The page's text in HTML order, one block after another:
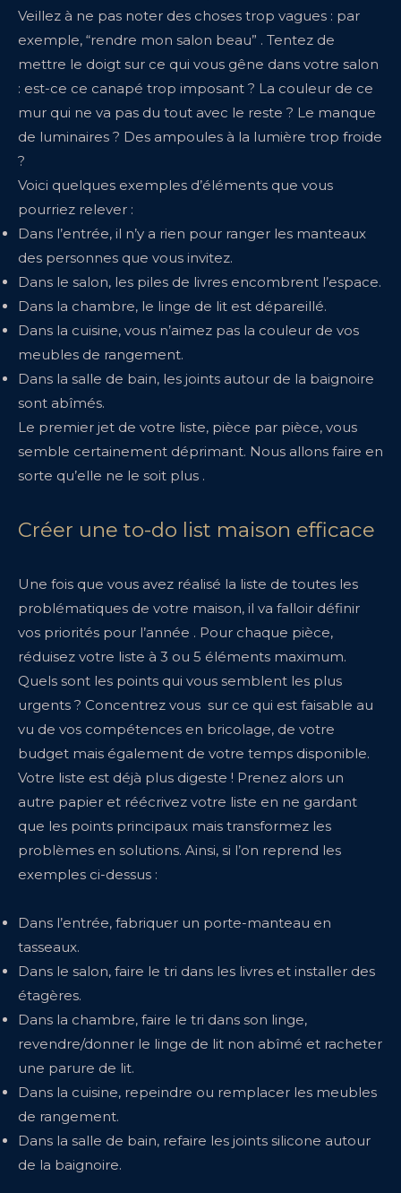
Veillez à ne pas noter des choses trop vagues : par
exemple, “rendre mon salon beau” . Tentez de
mettre le doigt sur ce qui vous gêne dans votre salon
: est-ce ce canapé trop imposant ? La couleur de ce
mur qui ne va pas du tout avec le reste ? Le manque
de luminaires ? Des ampoules à la lumière trop froide
?
Voici quelques exemples d’éléments que vous
pourriez relever :
Dans l’entrée, il n’y a rien pour ranger les manteaux
des personnes que vous invitez.
Dans le salon, les piles de livres encombrent l’espace.
Dans la chambre, le linge de lit est dépareillé.
Dans la cuisine, vous n’aimez pas la couleur de vos
meubles de rangement.
Dans la salle de bain, les joints autour de la baignoire
sont abîmés.
Le premier jet de votre liste, pièce par pièce, vous
semble certainement déprimant. Nous allons faire en
sorte qu’elle ne le soit plus .
Créer une to-do list maison efficace
Une fois que vous avez réalisé la liste de toutes les
problématiques de votre maison, il va falloir définir
vos priorités pour l’année . Pour chaque pièce,
réduisez votre liste à 3 ou 5 éléments maximum.
Quels sont les points qui vous semblent les plus
urgents ? Concentrez vous sur ce qui est faisable au
vu de vos compétences en bricolage, de votre
budget mais également de votre temps disponible.
Votre liste est déjà plus digeste ! Prenez alors un
autre papier et réécrivez votre liste en ne gardant
que les points principaux mais transformez les
problèmes en solutions. Ainsi, si l’on reprend les
exemples ci-dessus :
Dans l’entrée, fabriquer un porte-manteau en
tasseaux.
Dans le salon, faire le tri dans les livres et installer des
étagères.
Dans la chambre, faire le tri dans son linge,
revendre/donner le linge de lit non abîmé et racheter
une parure de lit.
Dans la cuisine, repeindre ou remplacer les meubles
de rangement.
Dans la salle de bain, refaire les joints silicone autour
de la baignoire.